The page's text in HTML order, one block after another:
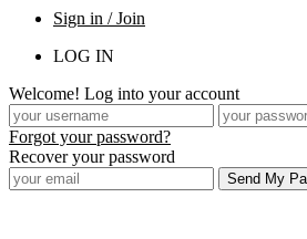
Sign in / Join
LOG IN
Welcome! Log into your account
Forgot your password?
Recover your password